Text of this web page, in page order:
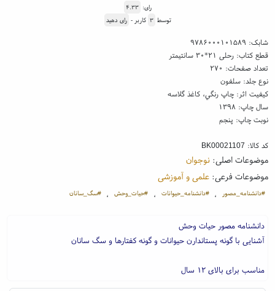
رای: ۴.۳۳
توسط ۳ کاربر - رای دهید
شابک: ۹۷۸۶۰۰۰۱۰۱۵۸۹
قطع کتاب: رحلی ۲۱*۳۰ سانتیمتر
تعداد صفحات: ۲۷۰
نوع جلد: سلفون
کیفیت اثر: چاپ رنگي، کاغذ گلاسه
سال چاپ: ۱۳۹۸
نوبت چاپ: پنجم
کد کالا: BK00021107
موضوعات اصلی:نوجوان
موضوعات فرعی:علمی و آموزشی
#دانشنامه_مصور ، #دانشنامه_حیوانات ، #حیات_وحش ، #سگ_سانان
دانشنامه مصور حیات وحش
آشنایی با گونه پستاندارن حیوانات و گونه کفتارها و سگ سانان
مناسب برای بالای ۱۲ سال